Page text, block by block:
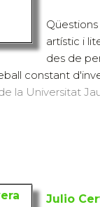
artístic i
des de
constant
la Universitat
Julio